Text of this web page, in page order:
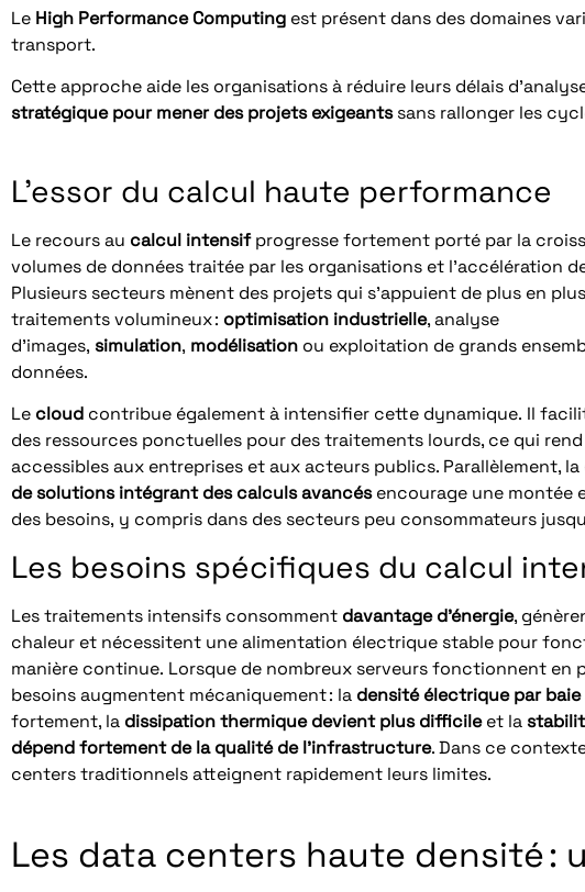
Le High Performance Computing est présent dans des domaines
transport.
Cette approche aide les organisations à réduire leurs délais
stratégique pour mener des projets exigeantssans rallonger les
L’essor du calcul haute performance
Le recours au calcul intensifprogresse fortement porté par la
volumes de données traitée par les organisations et l’accélération
Plusieurs secteurs mènent des projets qui s’appuient de plus en
traitements volumineux : optimisation industrielle, analyse
d’images, simulation, modélisation ou exploitation de grands
données.
Le cloud contribue également à intensifier cette dynamique. Il
des ressources ponctuelles pour des traitements lourds, ce qui rend
accessibles aux entreprises et aux acteurs publics. Parallèlement, la
de solutions intégrant des calculs avancésencourage une montée
des besoins, y compris dans des secteurs peu consommateurs
Les besoins spécifiques du calcul
Les traitements intensifs consomment davantage d’énergie,
chaleur et nécessitent une alimentation électrique stable pour
manière continue. Lorsque de nombreux serveurs fonctionnent en
besoins augmentent mécaniquement : la densité électrique par baie
fortement, la dissipation thermique devient plus difficileet la
dépend fortement de la qualité de l’infrastructure. Dans ce
centers traditionnels atteignent rapidement leurs limites.
Les data centers haute densité :